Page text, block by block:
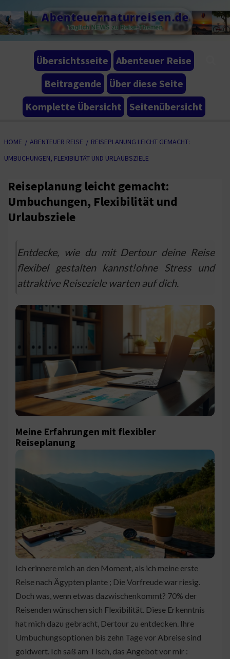
to
content
Abenteuernaturreisen.de
Täglich NEWS zu Reise-Themen
Übersichtsseite
Abenteuer Reise
Beitragende
Über diese Seite
Komplette Übersicht
Seitenübersicht
HOME ABENTEUER REISE
REISEPLANUNG LEICHT GEMACHT:
UMBUCHUNGEN, FLEXIBILITÄT UND URLAUBSZIELE
Reiseplanung leicht gemacht:
Umbuchungen, Flexibilität und
Urlaubsziele
Entdecke, wie du mit Dertour deine Reise
flexibel gestalten kannst!ohne Stress und
attraktive Reiseziele warten auf dich.
Meine Erfahrungen mit flexibler
Reiseplanung
Ich erinnere mich an den Moment, als ich meine erste
Reise nach Ägypten plante ; Die Vorfreude war riesig.
Doch was, wenn etwas dazwischenkommt? 70% der
Reisenden wünschen sich Flexibilität. Diese Erkenntnis
hat mich dazu gebracht, Dertour zu entdecken. Ihre
Umbuchungsoptionen bis zehn Tage vor Abreise sind
goldwert. Ich saß am Tisch, das Angebot vor mir :